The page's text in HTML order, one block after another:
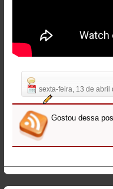
sexta-feira, 13 de abril
Gostou dessa